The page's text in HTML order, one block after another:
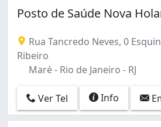
Cidade Nova (3)
Cidade Universitária (1)
Cidade de Deus (1)
Cocotá (1)
Coelho Neto (5)
Colégio (2)
Copacabana (4)
Cordovil (3)
Cosmos (4)
Posto de Saúde Nova
Rua Tancredo Neves, 0
Ribeiro
Maré - Rio de Janeiro - RJ
Ver Tel Info